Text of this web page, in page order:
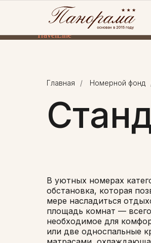
TravelLine
Главная / Номерной фонд
В уютных номерах
обстановка, которая
мере насладиться
площадь комнат —
необходимое для
или две односпальные